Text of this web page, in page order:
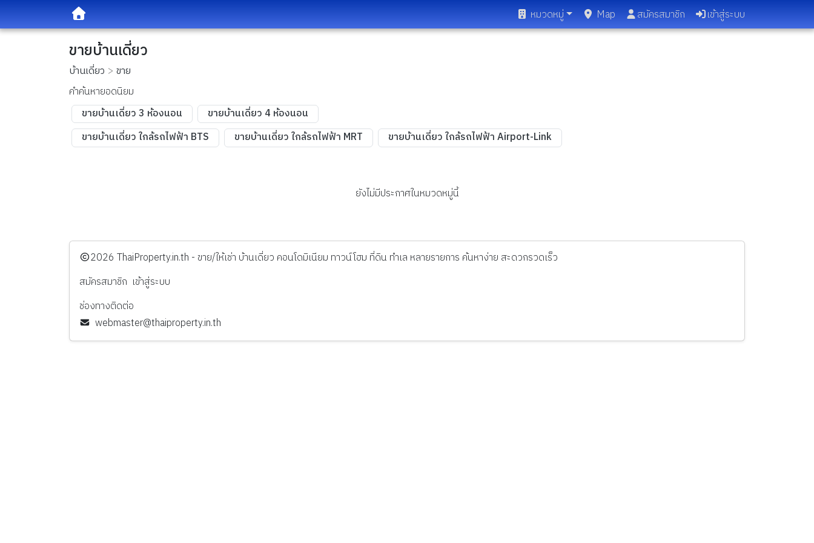
หมวดหมู่ Map สมัครสมาชิก เข้าสู่ระบบ
ขายบ้านเดี่ยว
บ้านเดี่ยว
ขาย
คำค้นหายอดนิยม
ขายบ้านเดี่ยว 3 ห้องนอน
ขายบ้านเดี่ยว 4 ห้องนอน
ขายบ้านเดี่ยว ใกล้รถไฟฟ้า BTS
ขายบ้านเดี่ยว ใกล้รถไฟฟ้า MRT ขายบ้านเดี่ยว ใกล้รถไฟฟ้า Airport-Link
ยังไม่มีประกาศในหมวดหมู่นี้
️2026 ThaiProperty.in.th - ขาย/ให้เช่า บ้านเดี่ยว คอนโดมิเนียม ทาวน์โฮม ที่ดิน ทำเล หลายรายการ ค้นหาง่าย สะดวกรวดเร็ว
สมัครสมาชิก เข้าสู่ระบบ
ช่องทางติดต่อ
webmaster@thaiproperty.in.th